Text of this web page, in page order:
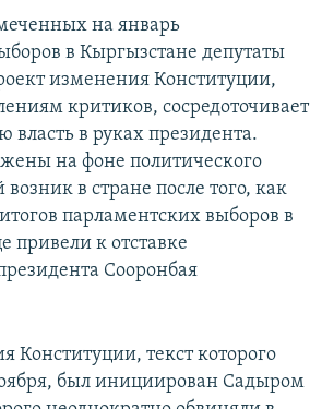
на январь
в Кыргызстане депутаты
изменения Конституции,
критиков, сосредоточивает
в руках президента.
на фоне политического
в стране после того, как
парламентских выборов в
к отставке
Сооронбая
Конституции, текст которого
был инициирован Садыром